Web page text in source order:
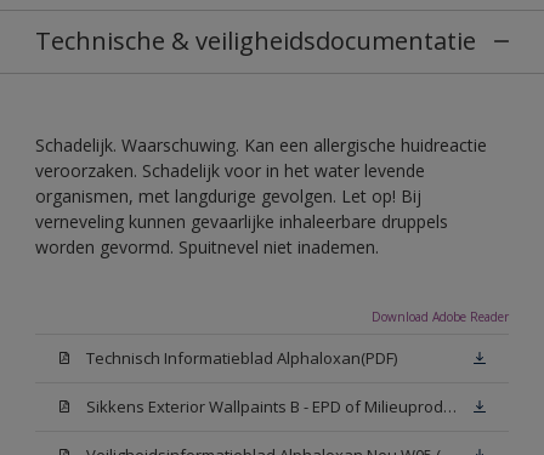
Technische & veiligheidsdocumentatie
Schadelijk. Waarschuwing. Kan een allergische huidreactie
veroorzaken. Schadelijk voor in het water levende
organismen, met langdurige gevolgen. Let op! Bij
verneveling kunnen gevaarlijke inhaleerbare druppels
worden gevormd. Spuitnevel niet inademen.
Download Adobe Reader
Technisch Informatieblad Alphaloxan(PDF)
Sikkens Exterior Wallpaints B - EPD of Milieuproductverklaring